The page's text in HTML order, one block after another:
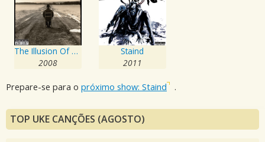
The Illusion Of Progress
2008
Staind
2011
Prepare-se para o próximo show: Staind .
TOP UKE CANÇÕES (AGOSTO)